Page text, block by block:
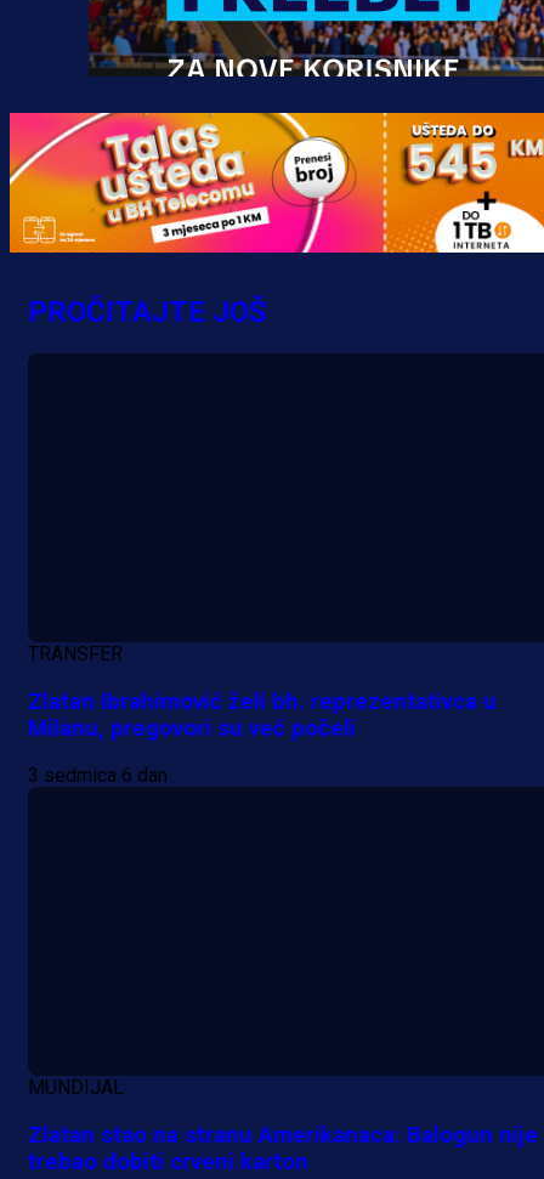
Promo vijesti
MrBit: Isprati kvalifikacije za
evropska takmičenja i preuzmi
bonus dobrodošlice!
PROČITAJTE JOŠ
TRANSFER
Zlatan Ibrahimović želi bh. reprezentativca u
Milanu, pregovori su već počeli
3 sedmica 6 dan
MUNDIJAL
Zlatan stao na stranu Amerikanaca: Balogun nije
trebao dobiti crveni karton